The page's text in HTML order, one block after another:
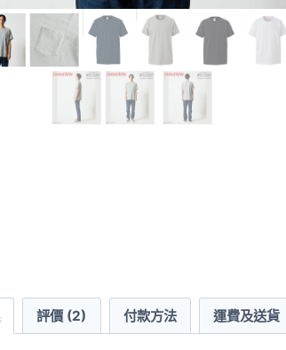
評價 (2) 付款方法 運費及送貨